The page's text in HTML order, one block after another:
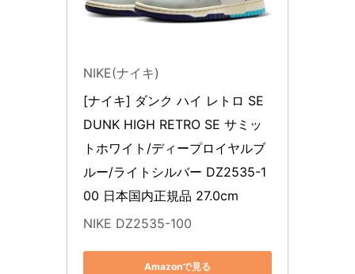
NIKE(ナイキ)
[ナイキ] ダンク ハイ レトロ SE
DUNK HIGH RETRO SE サミッ
トホワイト/ディープロイヤルブ
ルー/ライトシルバー DZ2535-1
00 日本国内正規品 27.0cm
NIKE DZ2535-100
Amazonで見る